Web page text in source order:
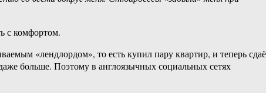
с комфортом.
«лендлордом», то есть купил пару квартир, и теперь
больше. Поэтому в англоязычных социальных сетях